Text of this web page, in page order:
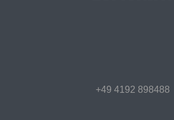
+49 4192 898488